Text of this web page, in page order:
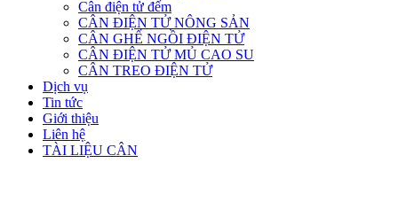
Cân điện tử đếm
CÂN ĐIỆN TỬ NÔNG SẢN
CÂN GHẾ NGỒI ĐIỆN TỬ
CÂN ĐIỆN TỬ MỦ CAO SU
CÂN TREO ĐIỆN TỬ
Dịch vụ
Tin tức
Giới thiệu
Liên hệ
TÀI LIỆU CÂN